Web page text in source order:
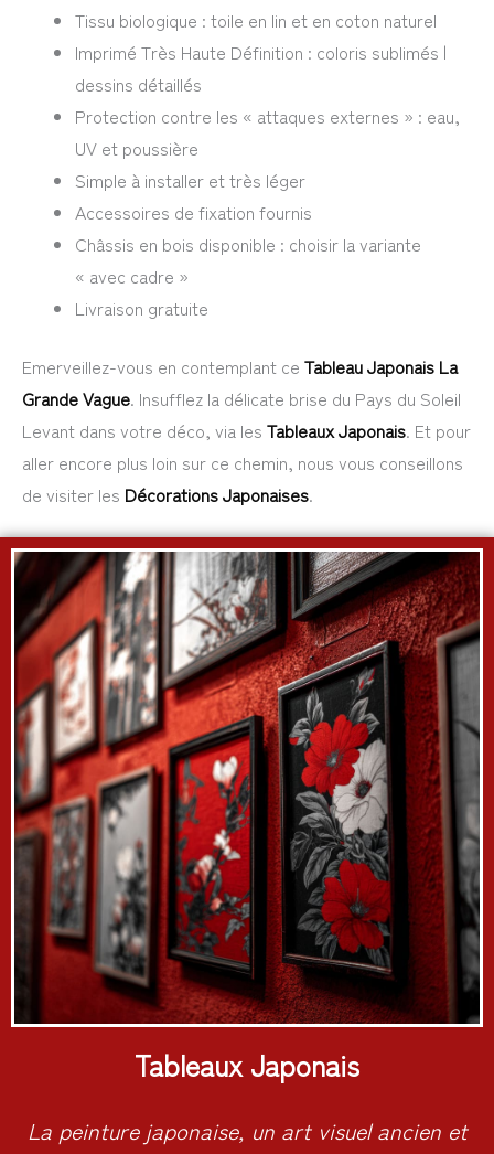
Tissu biologique : toile en lin et en coton naturel
Imprimé Très Haute Définition : coloris sublimés |
dessins détaillés
Protection contre les « attaques externes » : eau,
UV et poussière
Simple à installer et très léger
Accessoires de fixation fournis
Châssis en bois disponible : choisir la variante
« avec cadre »
Livraison gratuite
Emerveillez-vous en contemplant ce Tableau Japonais La
Grande Vague. Insufflez la délicate brise du Pays du Soleil
Levant dans votre déco, via les Tableaux Japonais. Et pour
aller encore plus loin sur ce chemin, nous vous conseillons
de visiter les Décorations Japonaises.
Tableaux Japonais
La peinture japonaise, un art visuel ancien et